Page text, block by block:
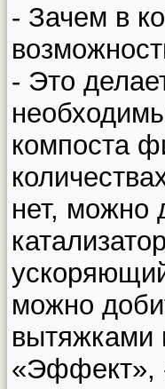
- Зачем в
- Это
компоста
нет, можно
можно
вытяжками
«Эффект»,